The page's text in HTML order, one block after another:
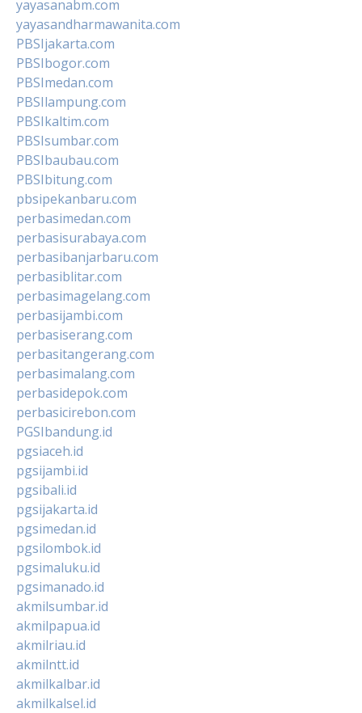
yayasanabm.com
yayasandharmawanita.com
PBSIjakarta.com
PBSIbogor.com
PBSImedan.com
PBSIlampung.com
PBSIkaltim.com
PBSIsumbar.com
PBSIbaubau.com
PBSIbitung.com
pbsipekanbaru.com
perbasimedan.com
perbasisurabaya.com
perbasibanjarbaru.com
perbasiblitar.com
perbasimagelang.com
perbasijambi.com
perbasiserang.com
perbasitangerang.com
perbasimalang.com
perbasidepok.com
perbasicirebon.com
PGSIbandung.id
pgsiaceh.id
pgsijambi.id
pgsibali.id
pgsijakarta.id
pgsimedan.id
pgsilombok.id
pgsimaluku.id
pgsimanado.id
akmilsumbar.id
akmilpapua.id
akmilriau.id
akmilntt.id
akmilkalbar.id
akmilkalsel.id